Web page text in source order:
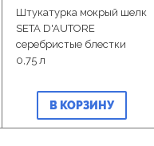
Штукатурка мокрый шелк
SETA D'AUTORE
серебристые блестки
0,75 л
В КОРЗИНУ